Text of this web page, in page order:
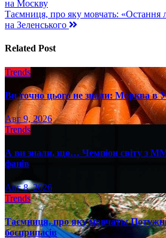
по
записям
на Москву
Таємниця, про яку мовчать: «Остання
на Зеленського
Related Post
Trends
Ви точно цього не знали: Морква в
Авг 9, 2026
Trends
А ви знали, що… Чемпіон світу з
фанів
Авг 8, 2026
Trends
Таємниця, про яку мовчать:
боєприпасів